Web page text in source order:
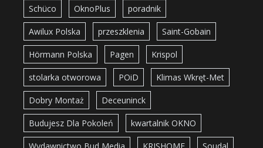
Schüco OknoPlus poradnik
Awilux Polska przeszklenia Saint-Gobain
Hörmann Polska Pagen Krispol
stolarka otworowa POiD Klimas Wkręt-Met
Dobry Montaż Deceuninck
Budujesz Dla Pokoleń kwartalnik OKNO